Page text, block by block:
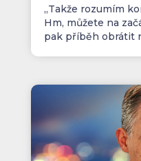
„Takže rozumím
Hm, můžete na
pak příběh obrátit